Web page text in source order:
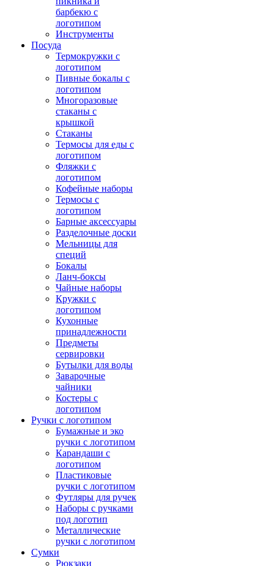
барбекю с
логотипом
Инструменты
Посуда
Термокружки с
логотипом
Пивные бокалы с
логотипом
Многоразовые
стаканы с
крышкой
Стаканы
Термосы для еды с
логотипом
Фляжки с
логотипом
Кофейные наборы
Термосы с
логотипом
Барные аксессуары
Разделочные доски
Мельницы для
специй
Бокалы
Ланч-боксы
Чайные наборы
Кружки с
логотипом
Кухонные
принадлежности
Предметы
сервировки
Бутылки для воды
Заварочные
чайники
Костеры с
логотипом
Ручки с логотипом
Бумажные и эко
ручки с логотипом
Карандаши с
логотипом
Пластиковые
ручки с логотипом
Футляры для ручек
Наборы с ручками
под логотип
Металлические
ручки с логотипом
Сумки
Рюкзаки